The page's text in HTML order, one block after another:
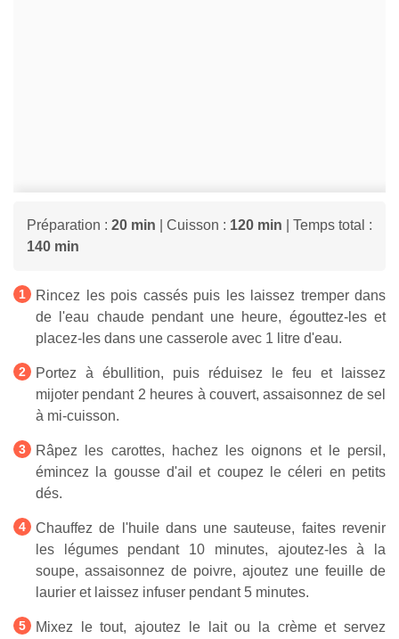
Préparation : 20 min | Cuisson : 120 min | Temps total :
140 min
Rincez les pois cassés puis les laissez tremper dans
de l'eau chaude pendant une heure, égouttez-les et
placez-les dans une casserole avec 1 litre d'eau.
Portez à ébullition, puis réduisez le feu et laissez
mijoter pendant 2 heures à couvert, assaisonnez de sel
à mi-cuisson.
Râpez les carottes, hachez les oignons et le persil,
émincez la gousse d'ail et coupez le céleri en petits
dés.
Chauffez de l'huile dans une sauteuse, faites revenir
les légumes pendant 10 minutes, ajoutez-les à la
soupe, assaisonnez de poivre, ajoutez une feuille de
laurier et laissez infuser pendant 5 minutes.
Mixez le tout, ajoutez le lait ou la crème et servez